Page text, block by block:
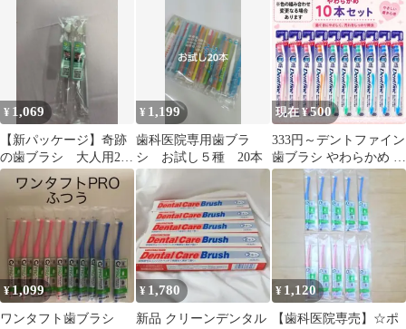
¥ 1,069
【新パッケージ】奇跡
の歯ブラシ 大人用2本
新品未開封正規品
¥ 1,199
歯科医院専用歯ブラ
シ お試し５種 20本
現在 ¥500
333円～デントファイン
歯ブラシ やわらかめ 10
本
¥1,099
ワンタフト歯ブラシ
¥ 1,780
新品 クリーンデンタル
¥ 1,120
【歯科医院専売】☆ポ